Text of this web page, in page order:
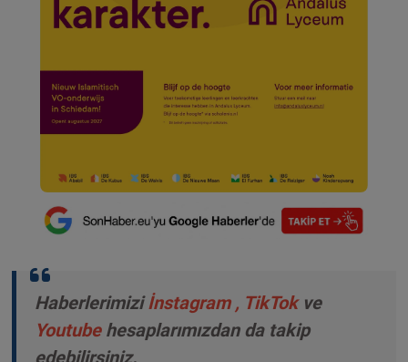
Haberlerimiziİnstagram , TikTok ve
Youtube hesaplarımızdan da takip
edebilirsiniz.